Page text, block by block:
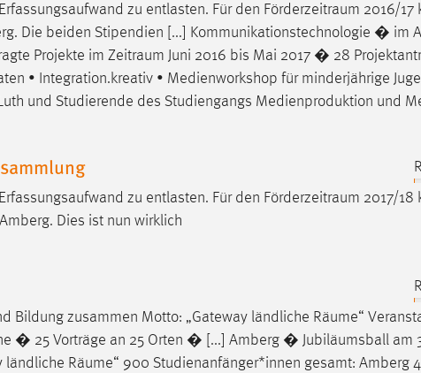
zu entlasten. Für den Förderzeitraum 2016/17
Die beiden Stipendien [...] Kommunikationstechnologie � im
Projekte im Zeitraum Juni 2016 bis Mai 2017 � 28
• Integration.kreativ • Medienworkshop für minderjährige
und Studierende des Studiengangs Medienproduktion und
zu entlasten. Für den Förderzeitraum 2017/18
Dies ist nun wirklich
Bildung zusammen Motto: „Gateway ländliche Räume“
� 25 Vorträge an 25 Orten � [...] Amberg � Jubiläumsball am
ländliche Räume“ 900 Studienanfänger*innen gesamt: Amberg